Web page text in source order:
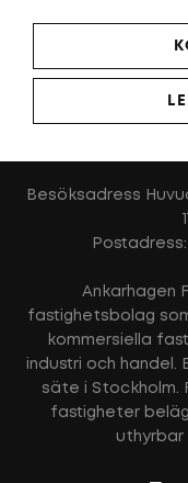
Besöksadress
Postadress:
Ankarhagen
fastighetsbolag
kommersiella
industri och handel.
säte i Stockholm.
fastigheter
uthyrbar